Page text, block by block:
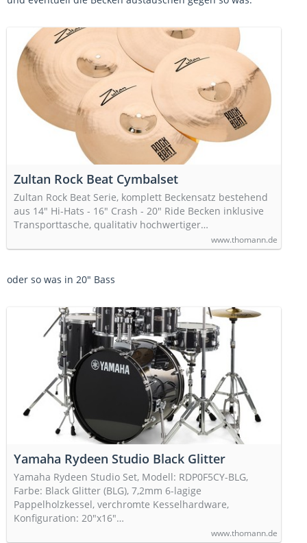
also komplett Bühnen und Studiotauglich. Da schmerzen die
https://www.thomann.de/de/mast…
ustom_rock_beckensatz.htm
Macht in der Summe 1495 Euro Minimum - wenn es was
wirklich ordentliches sein soll.
PS: Ach ja, Sticks fehlen noch. Aber das ist wirklich etwas,
das muss man selbst austesten, was gut in der Hand liegt.
Für Kinder würde ich erstmal in Richtung 7A Sticks schauen.
Zultan Rock Beat Cymbalset
Zultan Rock Beat Serie, komplett Beckensatz bestehend
aus 14" Hi-Hats - 16" Crash - 20" Ride Becken inklusive
Transporttasche, qualitativ hochwertiger…
www.thomann.de
oder so was in 20" Bass
Yamaha Rydeen Studio Black Glitter
Yamaha Rydeen Studio Set, Modell: RDP0F5CY-BLG,
Farbe: Black Glitter (BLG), 7,2mm 6-lagige
Pappelholzkessel, verchromte Kesselhardware,
Konfiguration: 20"x16"…
www.thomann.de